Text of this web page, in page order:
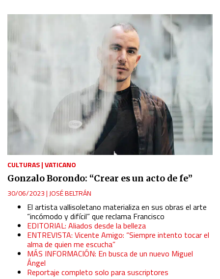
CULTURAS|VATICANO
Gonzalo Borondo: “Crear es un acto de fe”
30/06/2023|JOSÉ BELTRÁN
El artista vallisoletano materializa en sus obras el arte
“incómodo y difícil” que reclama Francisco
EDITORIAL: Aliados desde la belleza
ENTREVISTA: Vicente Amigo: “Siempre intento tocar el
alma de quien me escucha”
MÁS INFORMACIÓN: En busca de un nuevo Miguel
Ángel
Reportaje completo solo para suscriptores